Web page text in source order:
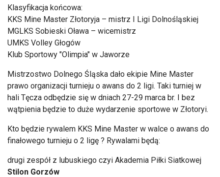
Klasyfikacja końcowa:
KKS Mine Master Złotoryja – mistrz I Ligi Dolnośląskiej
MGLKS Sobieski Oława – wicemistrz
UMKS Volley Głogów
Klub Sportowy "Olimpia" w Jaworze
Mistrzostwo Dolnego Śląska dało ekipie Mine Master
prawo organizacji turnieju o awans do 2 ligi. Taki turniej w
hali Tęcza odbędzie się w dniach 27-29 marca br. I bez
wątpienia będzie to duże wydarzenie sportowe w Złotoryi.
Kto będzie rywalem KKS Mine Master w walce o awans do
finałowego turnieju o 2 ligę ? Rywalami będą:
drugi zespół z lubuskiego czyi Akademia Piłki Siatkowej
Stilon Gorzów